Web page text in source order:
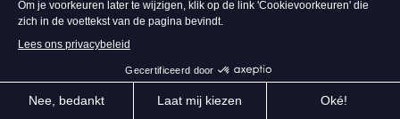
van vervanging van het goed.
De consument kan een prijsvermindering krijgen
met behoud van het goed of de overeenkomst
beëindigen met volledige terugbetaling tegen